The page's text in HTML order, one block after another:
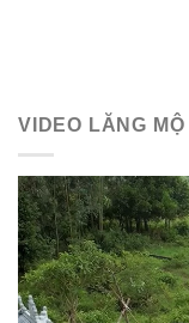
VIDEO LĂNG